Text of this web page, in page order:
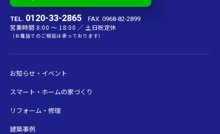
TEL. 0120-33-2865 FAX. 0968-82-2899
営業時間 8:00 〜 18:00 ／ 土日祝定休
（お電話でのご相談は承っております）
お知らせ・イベント
スマート・ホームの家づくり
リフォーム・修理
建築事例